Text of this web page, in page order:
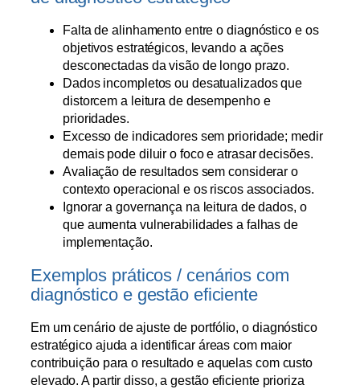
Falta de alinhamento entre o diagnóstico e os
objetivos estratégicos, levando a ações
desconectadas da visão de longo prazo.
Dados incompletos ou desatualizados que
distorcem a leitura de desempenho e
prioridades.
Excesso de indicadores sem prioridade; medir
demais pode diluir o foco e atrasar decisões.
Avaliação de resultados sem considerar o
contexto operacional e os riscos associados.
Ignorar a governança na leitura de dados, o
que aumenta vulnerabilidades a falhas de
implementação.
Exemplos práticos / cenários com
diagnóstico e gestão eficiente
Em um cenário de ajuste de portfólio, o diagnóstico
estratégico ajuda a identificar áreas com maior
contribuição para o resultado e aquelas com custo
elevado. A partir disso, a gestão eficiente prioriza